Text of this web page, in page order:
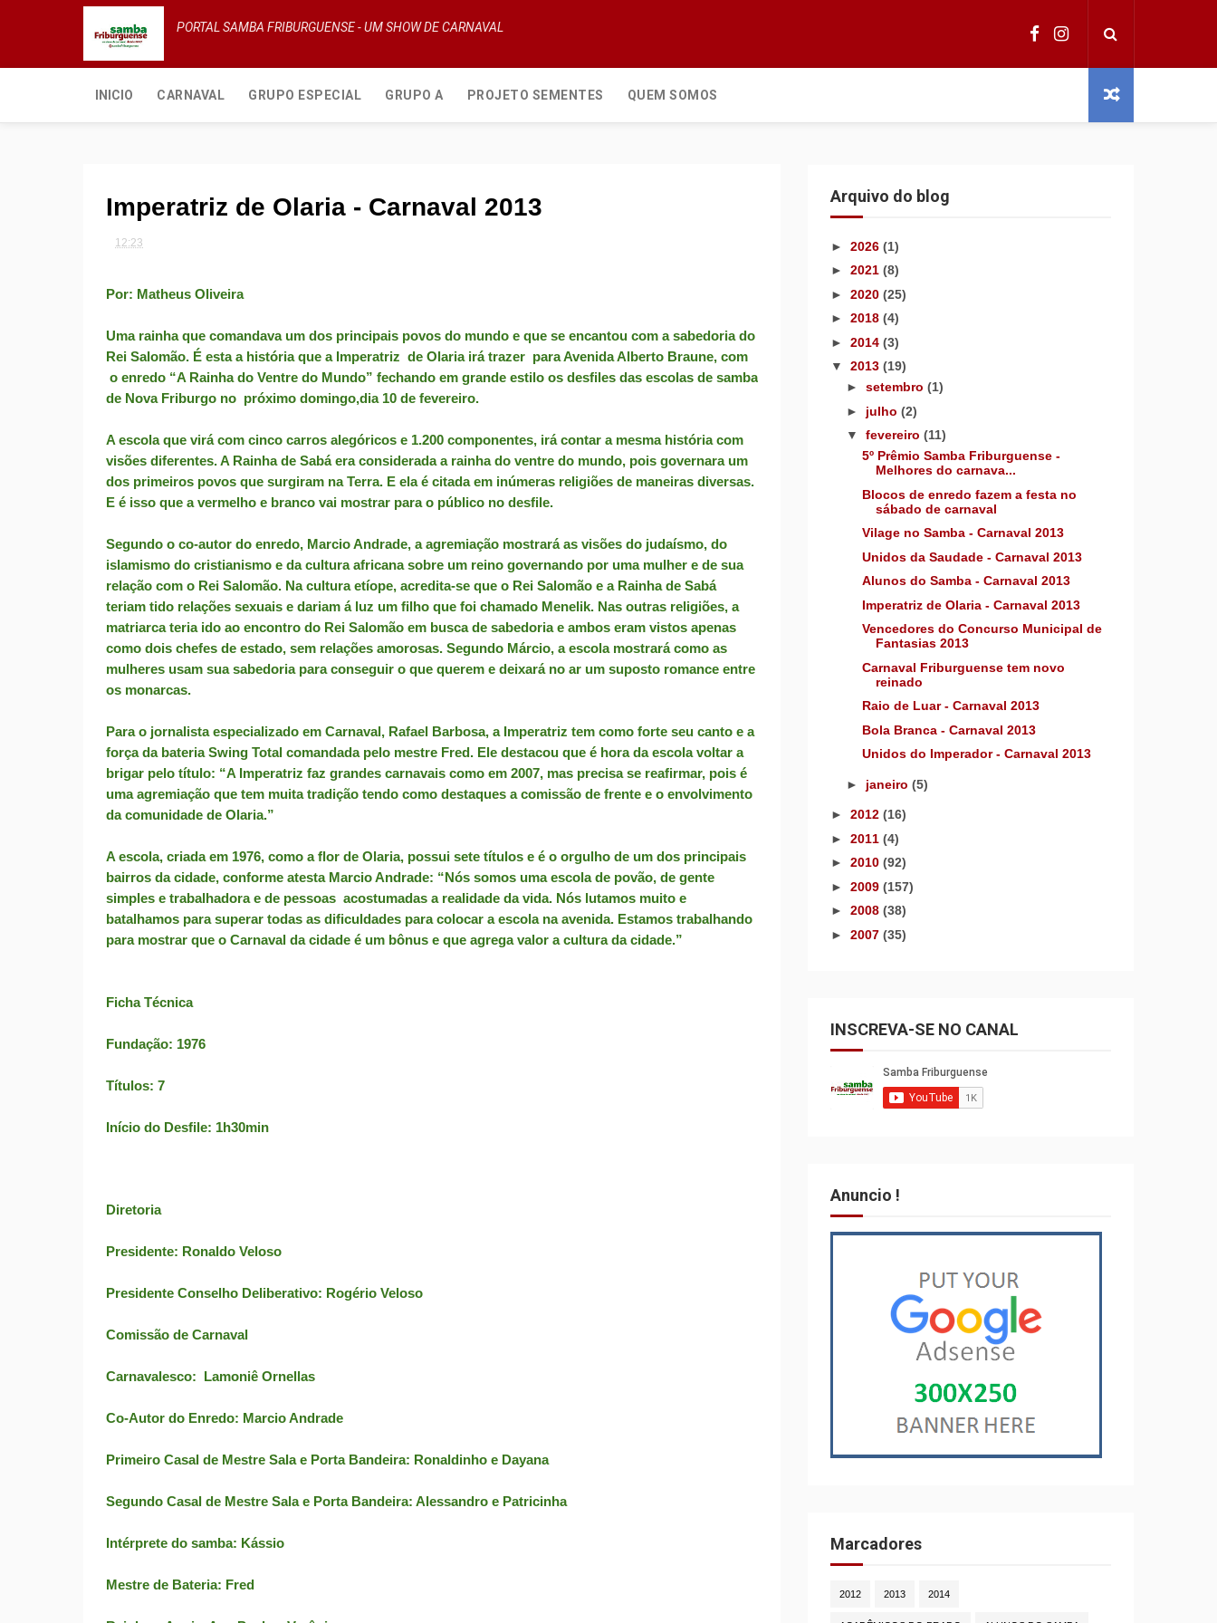
PORTAL SAMBA FRIBURGUENSE - UM SHOW DE CARNAVAL
INICIO CARNAVAL GRUPO ESPECIAL GRUPO A PROJETO SEMENTES QUEM SOMOS
Imperatriz de Olaria - Carnaval 2013
12:23
Por: Matheus Oliveira
Uma rainha que comandava um dos principais povos do mundo e que se encantou com a sabedoria do
Rei Salomão. É esta a história que a Imperatriz de Olaria irá trazer para Avenida Alberto Braune, com
o enredo “A Rainha do Ventre do Mundo” fechando em grande estilo os desfiles das escolas de samba
de Nova Friburgo no próximo domingo,dia 10 de fevereiro.
A escola que virá com cinco carros alegóricos e 1.200 componentes, irá contar a mesma história com
visões diferentes. A Rainha de Sabá era considerada a rainha do ventre do mundo, pois governara um
dos primeiros povos que surgiram na Terra. E ela é citada em inúmeras religiões de maneiras diversas.
E é isso que a vermelho e branco vai mostrar para o público no desfile.
Segundo o co-autor do enredo, Marcio Andrade, a agremiação mostrará as visões do judaísmo, do
islamismo do cristianismo e da cultura africana sobre um reino governando por uma mulher e de sua
relação com o Rei Salomão. Na cultura etíope, acredita-se que o Rei Salomão e a Rainha de Sabá
teriam tido relações sexuais e dariam á luz um filho que foi chamado Menelik. Nas outras religiões, a
matriarca teria ido ao encontro do Rei Salomão em busca de sabedoria e ambos eram vistos apenas
como dois chefes de estado, sem relações amorosas. Segundo Márcio, a escola mostrará como as
mulheres usam sua sabedoria para conseguir o que querem e deixará no ar um suposto romance entre
os monarcas.
Para o jornalista especializado em Carnaval, Rafael Barbosa, a Imperatriz tem como forte seu canto e a
força da bateria Swing Total comandada pelo mestre Fred. Ele destacou que é hora da escola voltar a
brigar pelo título: “A Imperatriz faz grandes carnavais como em 2007, mas precisa se reafirmar, pois é
uma agremiação que tem muita tradição tendo como destaques a comissão de frente e o envolvimento
da comunidade de Olaria.”
A escola, criada em 1976, como a flor de Olaria, possui sete títulos e é o orgulho de um dos principais
bairros da cidade, conforme atesta Marcio Andrade: “Nós somos uma escola de povão, de gente
simples e trabalhadora e de pessoas acostumadas a realidade da vida. Nós lutamos muito e
batalhamos para superar todas as dificuldades para colocar a escola na avenida. Estamos trabalhando
para mostrar que o Carnaval da cidade é um bônus e que agrega valor a cultura da cidade.”
Ficha Técnica
Fundação: 1976
Títulos: 7
Início do Desfile: 1h30min
Diretoria
Presidente: Ronaldo Veloso
Presidente Conselho Deliberativo: Rogério Veloso
Comissão de Carnaval
Carnavalesco: Lamoniê Ornellas
Co-Autor do Enredo: Marcio Andrade
Primeiro Casal de Mestre Sala e Porta Bandeira: Ronaldinho e Dayana
Segundo Casal de Mestre Sala e Porta Bandeira: Alessandro e Patricinha
Intérprete do samba: Kássio
Mestre de Bateria: Fred
Arquivo do blog
► 2026 (1)
► 2021 (8)
► 2020 (25)
► 2018 (4)
► 2014 (3)
▼ 2013 (19)
► setembro (1)
► julho (2)
▼ fevereiro (11)
5º Prêmio Samba Friburguense -
Melhores do carnava...
Blocos de enredo fazem a festa no
sábado de carnaval
Vilage no Samba - Carnaval 2013
Unidos da Saudade - Carnaval 2013
Alunos do Samba - Carnaval 2013
Imperatriz de Olaria - Carnaval 2013
Vencedores do Concurso Municipal de
Fantasias 2013
Carnaval Friburguense tem novo
reinado
Raio de Luar - Carnaval 2013
Bola Branca - Carnaval 2013
Unidos do Imperador - Carnaval 2013
► janeiro (5)
► 2012 (16)
► 2011 (4)
► 2010 (92)
► 2009 (157)
► 2008 (38)
► 2007 (35)
INSCREVA-SE NO CANAL
Anuncio !
Marcadores
2012 2013 2014